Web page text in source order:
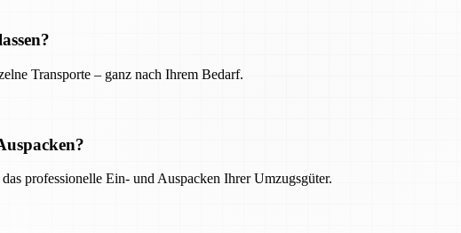
Transporte – ganz nach Ihrem Bedarf.
professionelle Ein- und Auspacken Ihrer Umzugsgüter.